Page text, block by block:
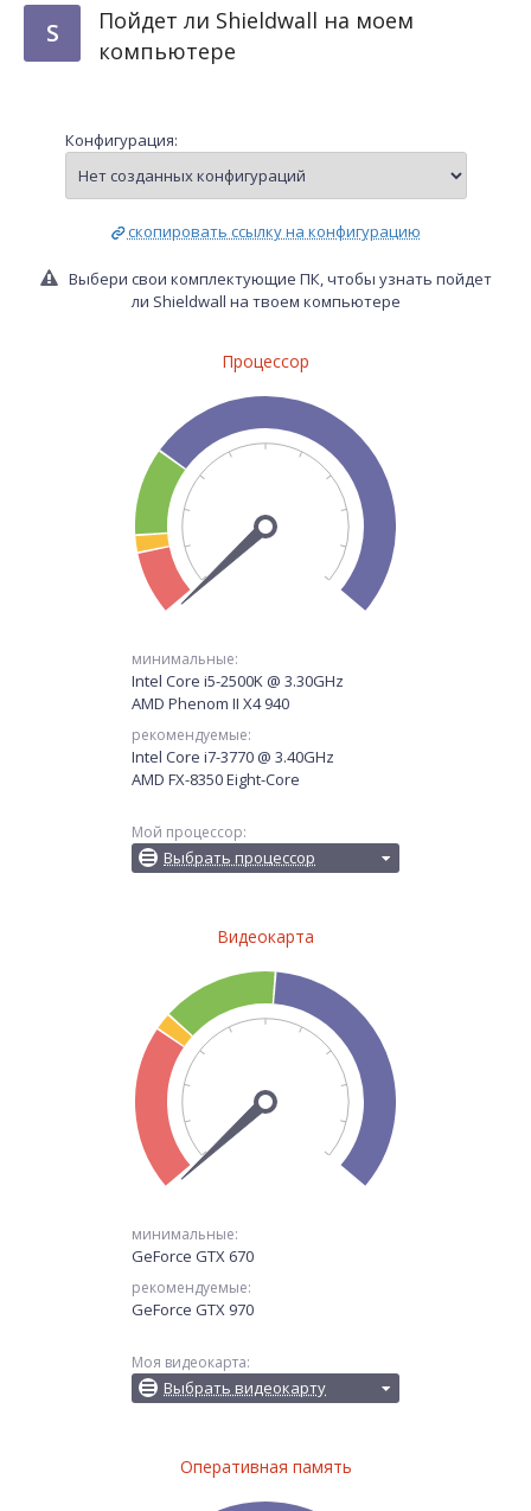
S
Пойдет ли Shieldwall на моем
компьютере
Конфигурация:
скопировать ссылку на конфигурацию
Выбери свои комплектующие ПК, чтобы узнать пойдет
ли Shieldwall на твоем компьютере
Процессор
минимальные:
Intel Core i5-2500K @ 3.30GHz
AMD Phenom II X4 940
рекомендуемые:
Intel Core i7-3770 @ 3.40GHz
AMD FX-8350 Eight-Core
Мой процессор:
Выбрать процессор
Видеокарта
минимальные:
GeForce GTX 670
рекомендуемые:
GeForce GTX 970
Моя видеокарта:
Выбрать видеокарту
Оперативная память